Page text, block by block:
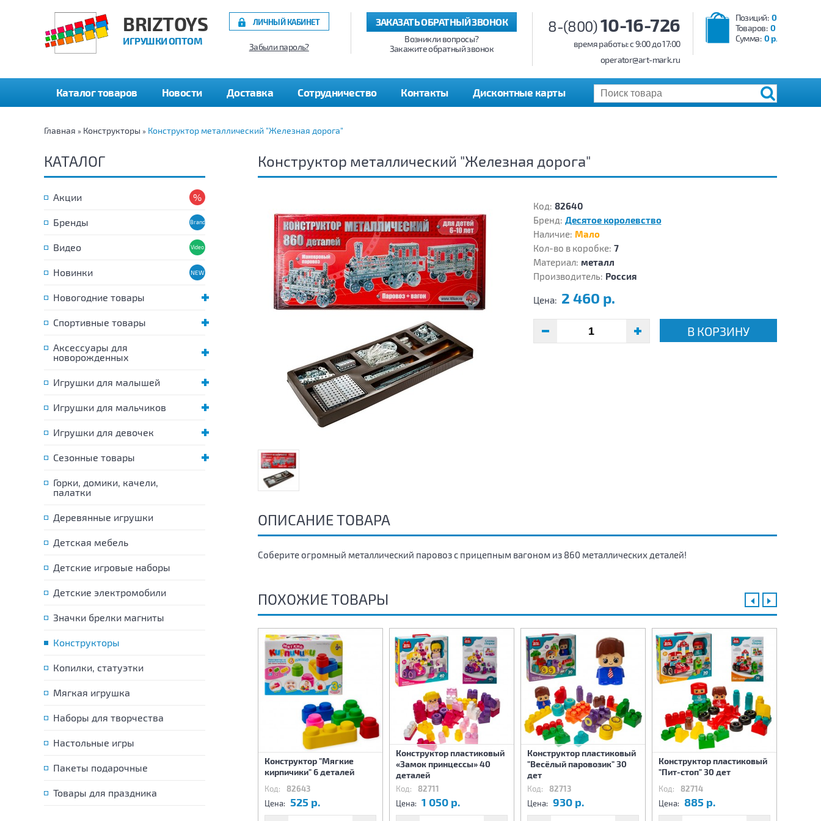
BRIZTOYS
ИГРУШКИ ОПТОМ
Позиций: 0
Товаров: 0
Сумма: 0 р.
8-(800)10-16-726
время работы: c 9:00 до 17:00
operator@art-mark.ru
ЗАКАЗАТЬ ОБРАТНЫЙ ЗВОНОК
Возникли вопросы?
Закажите обратный звонок
ЛИЧНЫЙ КАБИНЕТ
Забыли пароль?
Каталог товаров Новости Доставка Сотрудничество Контакты Дисконтные карты
Главная » Конструкторы » Конструктор металлический "Железная дорога"
КАТАЛОГ
Акции
Бренды
Видео
Новинки
Новогодние товары
Спортивные товары
Аксессуары для
новорожденных
Игрушки для малышей
Игрушки для мальчиков
Игрушки для девочек
Сезонные товары
Горки, домики, качели,
палатки
Деревянные игрушки
Детская мебель
Детские игровые наборы
Детские электромобили
Значки брелки магниты
Конструкторы
Копилки, статуэтки
Мягкая игрушка
Наборы для творчества
Настольные игры
Пакеты подарочные
Товары для праздника
Конструктор металлический "Железная дорога"
Код: 82640
Бренд: Десятое королевство
Наличие: Мало
Кол-во в коробке: 7
Материал: металл
Производитель: Россия
Цена: 2 460 р.
В КОРЗИНУ
ОПИСАНИЕ ТОВАРА
Соберите огромный металлический паровоз с прицепным вагоном из 860 металлических деталей!
ПОХОЖИЕ ТОВАРЫ
"Сафари" 20 дет
Мягкие кирпичики с
деталей
Конструктор "Мягкие
кирпичики" 6 деталей
Код: 82643
Цена: 525 р.
Конструктор пластиковый
«Замок принцессы» 40
деталей
Код: 82711
Цена: 1 050 р.
Конструктор пластиковый
"Весёлый паровозик" 30
дет
Код: 82713
Цена: 930 р.
Конструктор пластиковый
"Пит-стоп" 30 дет
Код: 82714
Цена: 885 р.